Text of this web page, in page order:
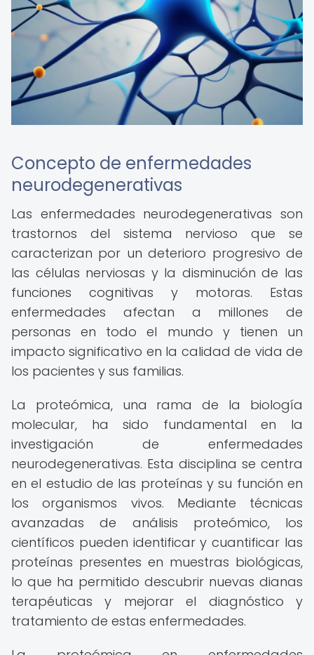
Concepto de enfermedades
neurodegenerativas
Las enfermedades neurodegenerativas son
trastornos del sistema nervioso que se
caracterizan por un deterioro progresivo de
las células nerviosas y la disminución de las
funciones cognitivas y motoras. Estas
enfermedades afectan a millones de
personas en todo el mundo y tienen un
impacto significativo en la calidad de vida de
los pacientes y sus familias.
La proteómica, una rama de la biología
molecular, ha sido fundamental en la
investigación de enfermedades
neurodegenerativas. Esta disciplina se centra
en el estudio de las proteínas y su función en
los organismos vivos. Mediante técnicas
avanzadas de análisis proteómico, los
científicos pueden identificar y cuantificar las
proteínas presentes en muestras biológicas,
lo que ha permitido descubrir nuevas dianas
terapéuticas y mejorar el diagnóstico y
tratamiento de estas enfermedades.